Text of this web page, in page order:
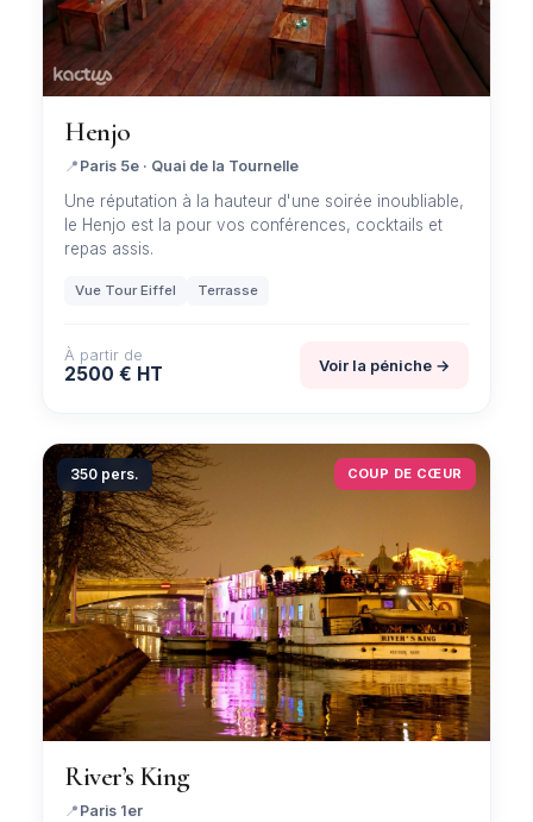
Henjo
📍 Paris 5e · Quai de la Tournelle
Une réputation à la hauteur d'une soirée inoubliable,
le Henjo est la pour vos conférences, cocktails et
repas assis.
Vue Tour Eiffel Terrasse
À partir de
2500 € HT Voir la péniche →
350 pers. COUP DE CŒUR
River’s King
📍 Paris 1er